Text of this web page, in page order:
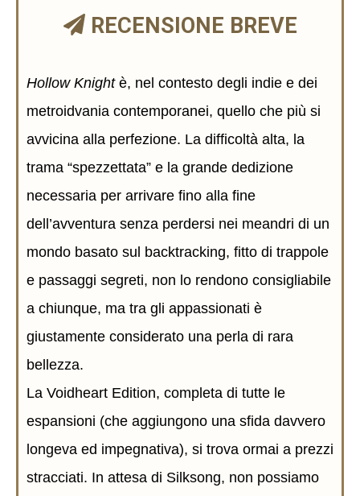
RECENSIONE BREVE
Hollow Knightè, nel contesto degli indie e dei
metroidvania contemporanei, quello che più si
avvicina alla perfezione. La difficoltà alta, la
trama “spezzettata” e la grande dedizione
necessaria per arrivare fino alla fine
dell’avventura senza perdersi nei meandri di un
mondo basato sul backtracking, fitto di trappole
e passaggi segreti, non lo rendono consigliabile
a chiunque, ma tra gli appassionati è
giustamente considerato una perla di rara
bellezza.
La Voidheart Edition, completa di tutte le
espansioni (che aggiungono una sfida davvero
longeva ed impegnativa), si trova ormai a prezzi
stracciati. In attesa di Silksong, non possiamo